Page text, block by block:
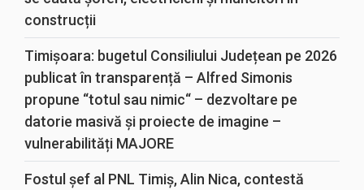
construcții
Timișoara: bugetul Consiliului Județean pe 2026
publicat în transparență – Alfred Simonis
propune “totul sau nimic“ – dezvoltare pe
datorie masivă și proiecte de imagine –
vulnerabilități MAJORE
Fostul șef al PNL Timiș, Alin Nica, contestă